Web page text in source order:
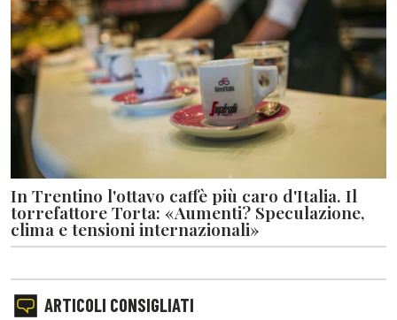
In Trentino l'ottavo caffè più caro d'Italia. Il
torrefattore Torta: «Aumenti? Speculazione,
clima e tensioni internazionali»
ARTICOLI CONSIGLIATI